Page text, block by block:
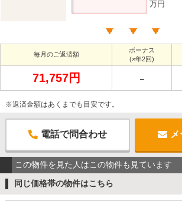
万円
毎月のご返済額
ボーナス
(×年2回)
71,757円 －
※返済金額はあくまでも目安です。
電話で問合わせ
この物件を見た人はこの物件も見ています
同じ価格帯の物件はこちら